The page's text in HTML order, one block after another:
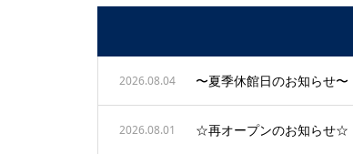
2026.08.04 〜夏季休館日のお知らせ〜
2026.08.01 ☆再オープンのお知らせ☆